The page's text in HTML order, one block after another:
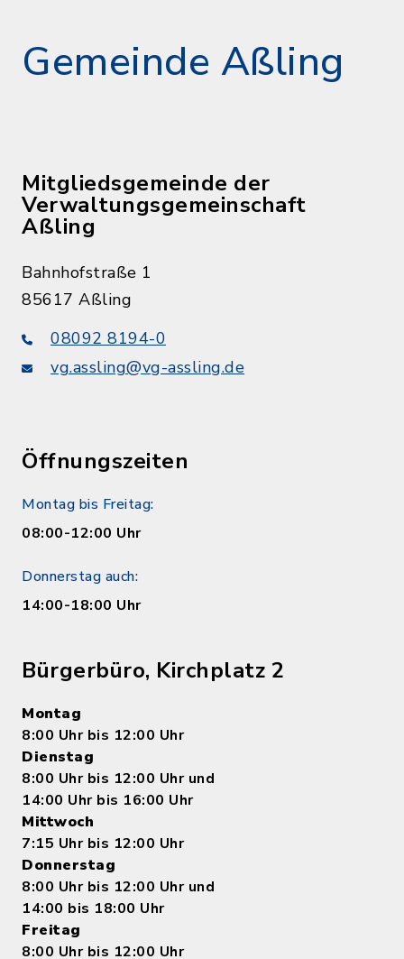
Gemeinde Aßling
Mitgliedsgemeinde der
Verwaltungsgemeinschaft
Aßling
Bahnhofstraße 1
85617 Aßling
08092 8194-0
vg.assling@vg-assling.de
Öffnungszeiten
Montag bis Freitag:
08:00-12:00 Uhr
Donnerstag auch:
14:00-18:00 Uhr
Bürgerbüro, Kirchplatz 2
Montag
8:00 Uhr bis 12:00 Uhr
Dienstag
8:00 Uhr bis 12:00 Uhr und
14:00 Uhr bis 16:00 Uhr
Mittwoch
7:15 Uhr bis 12:00 Uhr
Donnerstag
8:00 Uhr bis 12:00 Uhr und
14:00 bis 18:00 Uhr
Freitag
8:00 Uhr bis 12:00 Uhr